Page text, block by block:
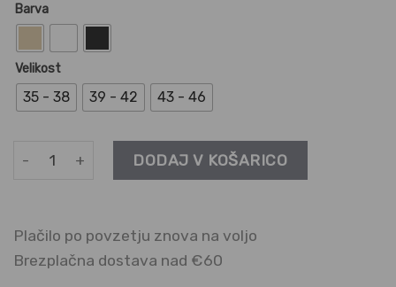
Barva
Velikost
35 - 38 39 - 42 43 - 46
Stopalke iz bambusa rebrast podplat - 3 pari količina
DODAJ V KOŠARICO
Plačilo po povzetju znova na voljo
Brezplačna dostava nad €60